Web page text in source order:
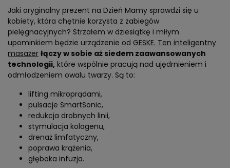
Jaki oryginalny prezent na Dzień Mamy sprawdzi się u
kobiety, która chętnie korzysta z zabiegów
pielęgnacyjnych? Strzałem w dziesiątkę i miłym
upominkiem będzie urządzenie od GESKE. Ten inteligentny
masażer łączy w sobie aż siedem zaawansowanych
technologii, które wspólnie pracują nad ujędrnieniem i
odmłodzeniem owalu twarzy. Są to:
lifting mikroprądami,
pulsacje SmartSonic,
redukcja drobnych linii,
stymulacja kolagenu,
drenaż limfatyczny,
poprawa krążenia,
głęboka infuzja.